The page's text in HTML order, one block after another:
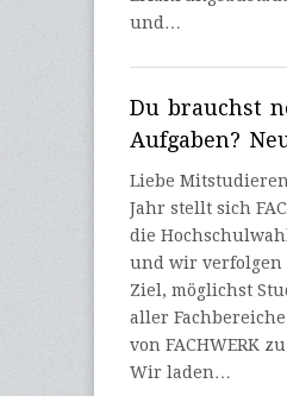
und…
Du brauchst
Aufgaben?
Liebe
Jahr stellt sich
die
und wir verfolgen
Ziel, möglichst
aller
von FACHWERK
Wir laden…